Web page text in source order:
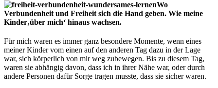
Wo
Verbundenheit und Freiheit sich die Hand geben. Wie meine
Kinder‚über mich‘ hinaus wachsen.
Für mich waren es immer ganz besondere Momente, wenn eines
meiner Kinder vom einen auf den anderen Tag dazu in der Lage
war, sich körperlich von mir weg zubewegen. Bis zu diesem Tag,
waren sie abhängig davon, dass ich in ihrer Nähe war, oder durch
andere Personen dafür Sorge tragen musste, dass sie sicher waren.